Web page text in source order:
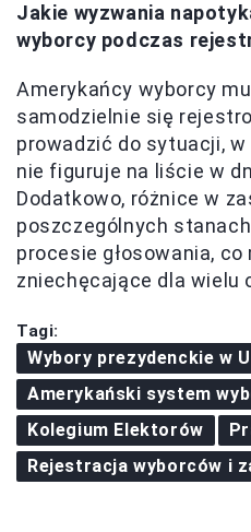
Jakie wyzwania
wyborcy podczas
Amerykańcy wyborcy
samodzielnie się
prowadzić do sytuacji,
nie figuruje na liście w
Dodatkowo, różnice w
poszczególnych
procesie głosowania, co
zniechęcające dla wielu
Tagi:
Wybory prezydenckie w
Amerykański system
Kolegium Elektorów
Rejestracja wyborców i